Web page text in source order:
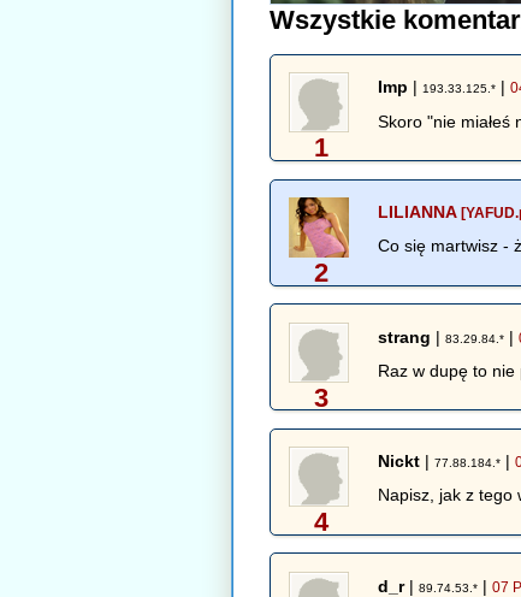
Wszystkie
1
Imp |193.33.125.* |
Skoro "nie miałeś
2
LILIANNA
Co się martwisz -
3
strang |83.29.84.* |
Raz w dupę to nie
4
Nickt |77.88.184.* |
Napisz, jak z tego
d_r|89.74.53.* |07